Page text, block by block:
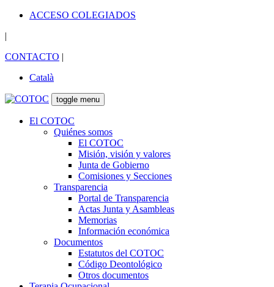
ACCESO COLEGIADOS
|
CONTACTO |
Català
toggle menu
El COTOC
Quiénes somos
El COTOC
Misión, visión y valores
Junta de Gobierno
Comisiones y Secciones
Transparencia
Portal de Transparencia
Actas Junta y Asambleas
Memorias
Información económica
Documentos
Estatutos del COTOC
Código Deontológico
Otros documentos